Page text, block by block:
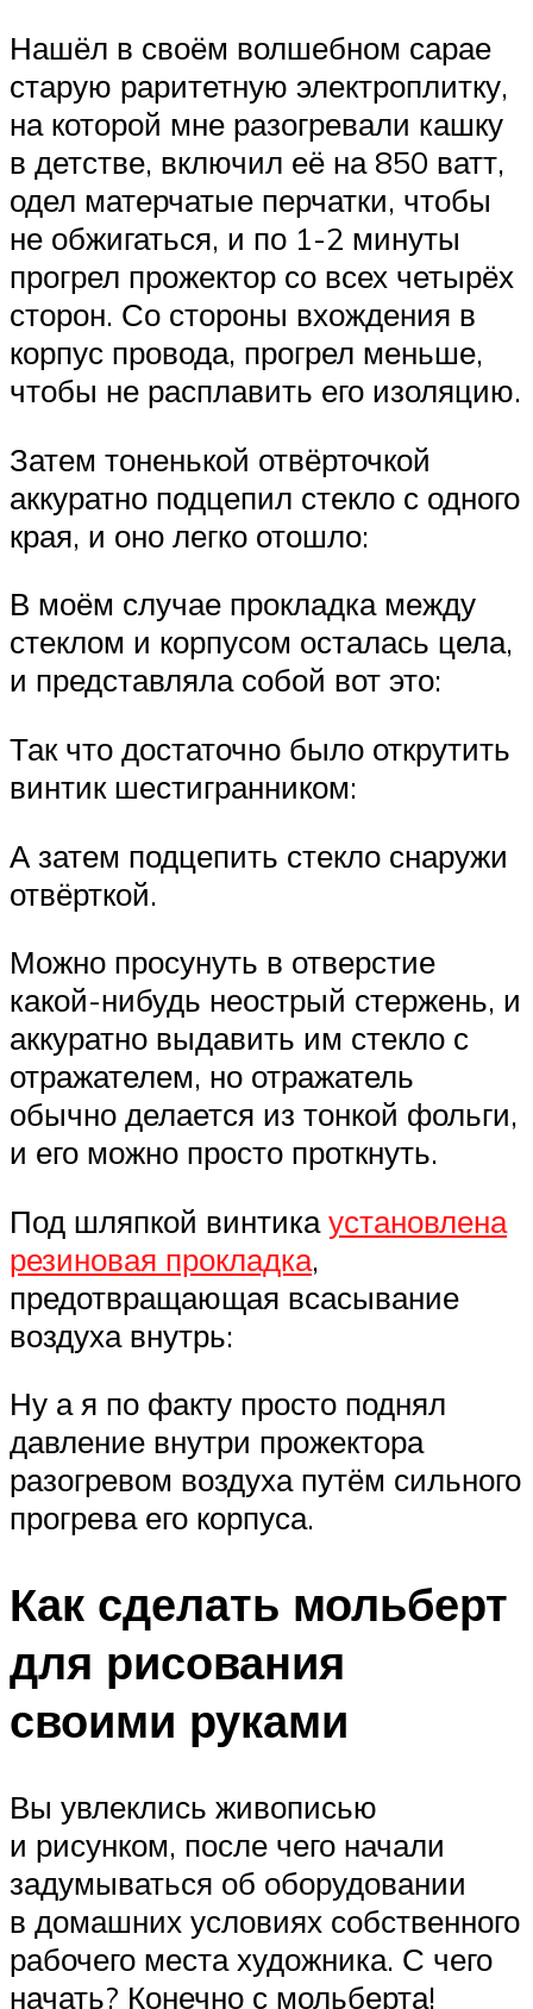
Нашёл в своём волшебном сарае
старую раритетную электроплитку,
на которой мне разогревали кашку
в детстве, включил её на 850 ватт,
одел матерчатые перчатки, чтобы
не обжигаться, и по 1-2 минуты
прогрел прожектор со всех четырёх
сторон. Со стороны вхождения в
корпус провода, прогрел меньше,
чтобы не расплавить его изоляцию.
Затем тоненькой отвёрточкой
аккуратно подцепил стекло с одного
края, и оно легко отошло:
В моём случае прокладка между
стеклом и корпусом осталась цела,
и представляла собой вот это:
Так что достаточно было открутить
винтик шестигранником:
А затем подцепить стекло снаружи
отвёрткой.
Можно просунуть в отверстие
какой-нибудь неострый стержень, и
аккуратно выдавить им стекло с
отражателем, но отражатель
обычно делается из тонкой фольги,
и его можно просто проткнуть.
Под шляпкой винтикаустановлена
резиновая прокладка,
предотвращающая всасывание
воздуха внутрь:
Ну а я по факту просто поднял
давление внутри прожектора
разогревом воздуха путём сильного
прогрева его корпуса.
Как сделать мольберт
для рисования
своими руками
Вы увлеклись живописью
и рисунком, после чего начали
задумываться об оборудовании
в домашних условиях собственного
рабочего места художника. С чего
начать? Конечно с мольберта!